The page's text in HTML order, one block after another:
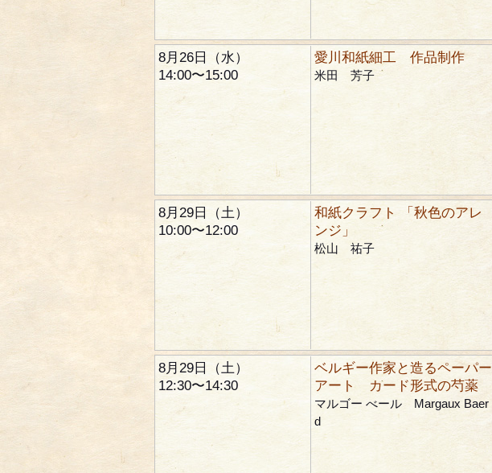
8月26日（水）
14:00〜15:00
愛川和紙細工 作品制作
米田 芳子
8月29日（土）
10:00〜12:00
和紙クラフト 「秋色のアレ
ンジ」
松山 祐子
8月29日（土）
12:30〜14:30
ベルギー作家と造るペーパー
アート カード形式の芍薬
マルゴー べール Margaux Baer
d